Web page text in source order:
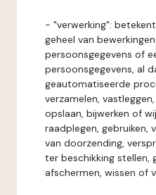
- "verwerking":
geheel van
persoonsgegevens of
persoonsgegevens, al
geautomatiseerde
verzamelen,
opslaan, bijwerken of
raadplegen, gebruiken,
van doorzending,
ter beschikking stellen,
afschermen, wissen of